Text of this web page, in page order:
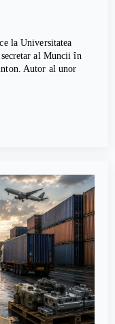
la Universitatea
al Muncii în
Autor al unor